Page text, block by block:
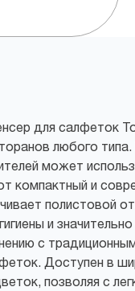
для салфеток
любого
может
компактный и
полистовой
и
с
Доступен в
позволяя с